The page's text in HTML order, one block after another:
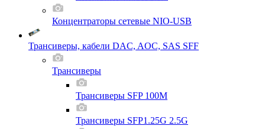
Концентраторы сетевые NIO-USB
Трансиверы, кабели DAC, AOC, SAS SFF
Трансиверы
Трансиверы SFP 100M
Трансиверы SFP1.25G 2.5G